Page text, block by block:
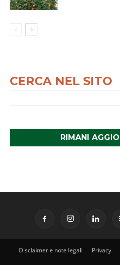
CERCA NEL SITO
RIMANI
Disclaimer e note legali Privacy